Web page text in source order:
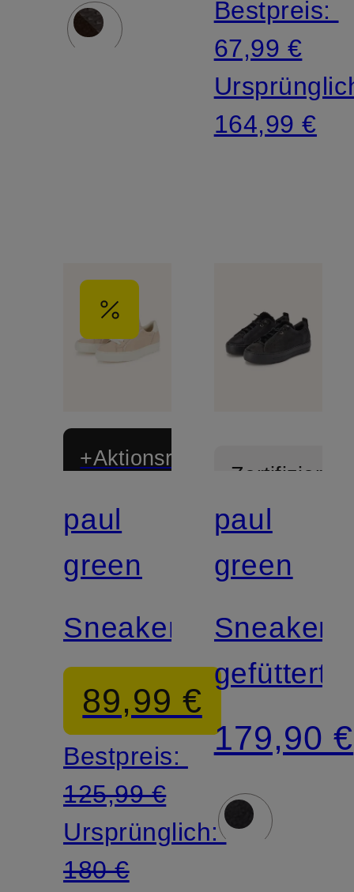
Bestpreis:
67,99 €
164,99 €
+Aktionsrabatt
Zertifiziert
paul
green
Sneaker
89,99 €
Bestpreis:
125,99 €
Ursprünglich:
180 €
Zertifiziert
paul
green
Sneaker
gefüttert
179,90 €